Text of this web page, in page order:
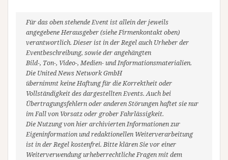
Für das oben stehende Event ist allein der jeweils
angegebene Herausgeber (siehe Firmenkontakt oben)
verantwortlich. Dieser ist in der Regel auch Urheber der
Eventbeschreibung, sowie der angehängten
Bild-, Ton-, Video-, Medien- und Informationsmaterialien.
Die United News Network GmbH
übernimmt keine Haftung für die Korrektheit oder
Vollständigkeit des dargestellten Events. Auch bei
Übertragungsfehlern oder anderen Störungen haftet sie nur
im Fall von Vorsatz oder grober Fahrlässigkeit.
Die Nutzung von hier archivierten Informationen zur
Eigeninformation und redaktionellen Weiterverarbeitung
ist in der Regel kostenfrei. Bitte klären Sie vor einer
Weiterverwendung urheberrechtliche Fragen mit dem